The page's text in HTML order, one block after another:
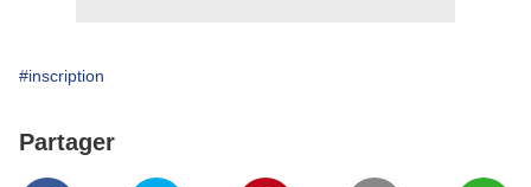
#inscription
Partager